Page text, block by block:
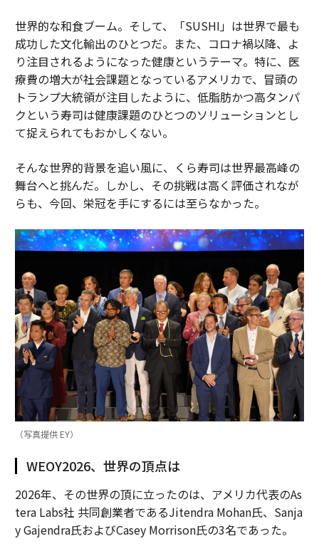
世界的な和食ブーム。そして、「SUSHI」は世界で最も
成功した文化輸出のひとつだ。また、コロナ禍以降、よ
り注目されるようになった健康というテーマ。特に、医
療費の増大が社会課題となっているアメリカで、冒頭の
トランプ大統領が注目したように、低脂肪かつ高タンパ
クという寿司は健康課題のひとつのソリューションとし
て捉えられてもおかしくない。
そんな世界的背景を追い風に、くら寿司は世界最高峰の
舞台へと挑んだ。しかし、その挑戦は高く評価されなが
らも、今回、栄冠を手にするには至らなかった。
（写真提供 EY）
WEOY2026、世界の頂点は
2026年、その世界の頂に立ったのは、アメリカ代表のAs
tera Labs社 共同創業者であるJitendra Mohan氏、Sanja
y Gajendra氏およびCasey Morrison氏の3名であった。